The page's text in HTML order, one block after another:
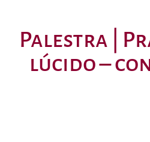
Palestra |
lúcido –